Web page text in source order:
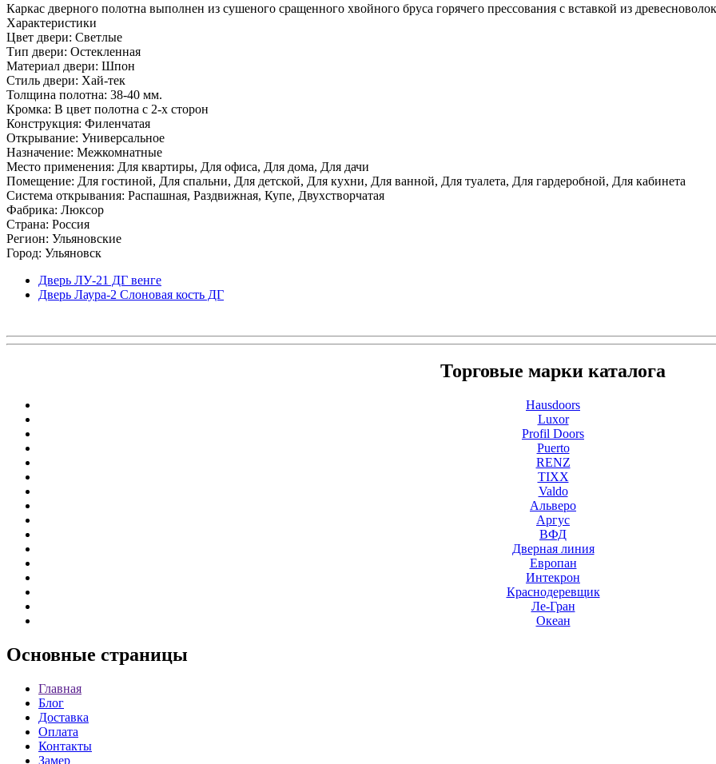
Каркас дверного полотна выполнен из сушеного сращенного хвойного бруса горячего прессования с вставкой из
Характеристики
Цвет двери: Светлые
Тип двери: Остекленная
Материал двери: Шпон
Стиль двери: Хай-тек
Толщина полотна: 38-40 мм.
Кромка: В цвет полотна с 2-х сторон
Конструкция: Филенчатая
Открывание: Универсальное
Назначение: Межкомнатные
Место применения: Для квартиры, Для офиса, Для дома, Для дачи
Помещение: Для гостиной, Для спальни, Для детской, Для кухни, Для ванной, Для туалета, Для гардеробной, Для кабинета
Система открывания: Распашная, Раздвижная, Купе, Двухстворчатая
Фабрика: Люксор
Страна: Россия
Регион: Ульяновские
Город: Ульяновск
Дверь ЛУ-21 ДГ венге
Дверь Лаура-2 Слоновая кость ДГ
Торговые марки каталога
Hausdoors
Luxor
Profil Doors
Puerto
RENZ
TIXX
Valdo
Альверо
Аргус
ВФД
Дверная линия
Европан
Интекрон
Краснодеревщик
Ле-Гран
Океан
Основные страницы
Главная
Блог
Доставка
Оплата
Контакты
Замер